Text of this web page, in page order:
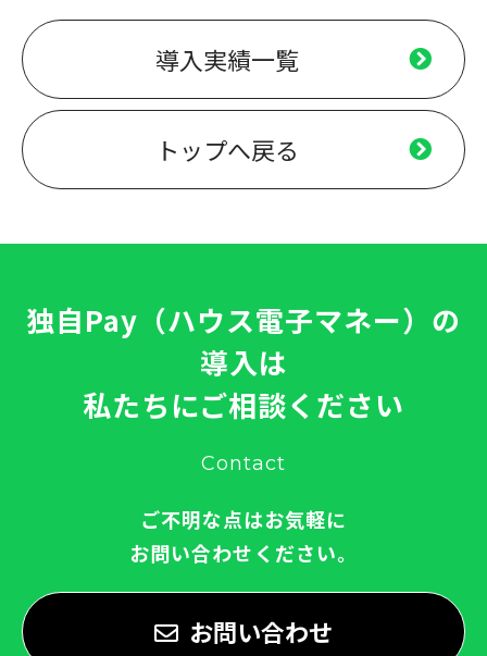
導入実績一覧
トップへ戻る
独自Pay（ハウス電子マネー）の
導入は
私たちにご相談ください
Contact
ご不明な点はお気軽に
お問い合わせください。
お問い合わせ